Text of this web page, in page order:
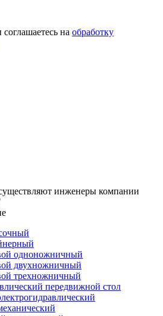
на обработку
инженеры компании
одноножничный
двухножничный
трехножничный
передвижной стол